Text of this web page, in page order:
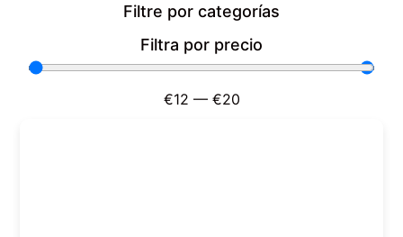
Filtre por categorías
Filtra por precio
€12 — €20